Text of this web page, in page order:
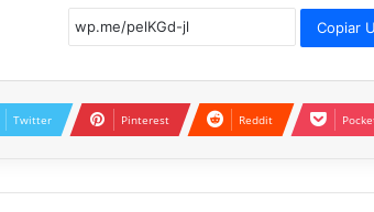
Copiar
Twitter Pinterest Reddit